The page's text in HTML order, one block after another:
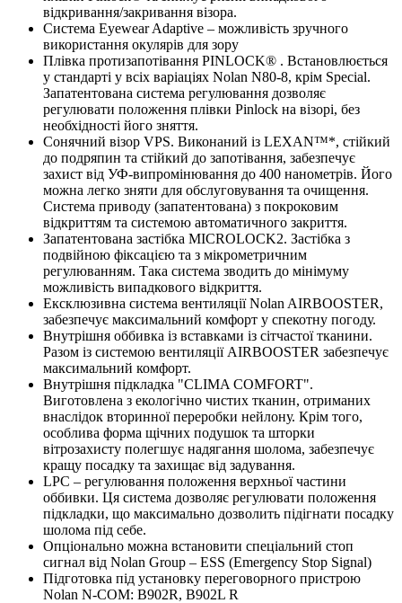
відкривання/закривання візора.
Система Eyewear Adaptive – можливість зручного
використання окулярів для зору
Плівка протизапотівання PINLOCK® . Встановлюється
у стандарті у всіх варіаціях Nolan N80-8, крім Special.
Запатентована система регулювання дозволяє
регулювати положення плівки Pinlock на візорі, без
необхідності його зняття.
Сонячний візор VPS. Виконаний із LEXAN™*, стійкий
до подряпин та стійкий до запотівання, забезпечує
захист від УФ-випромінювання до 400 нанометрів. Його
можна легко зняти для обслуговування та очищення.
Система приводу (запатентована) з покроковим
відкриттям та системою автоматичного закриття.
Запатентована застібка MICROLOCK2. Застібка з
подвійною фіксацією та з мікрометричним
регулюванням. Така система зводить до мінімуму
можливість випадкового відкриття.
Ексклюзивна система вентиляції Nolan AIRBOOSTER,
забезпечує максимальний комфорт у спекотну погоду.
Внутрішня оббивка із вставками із сітчастої тканини.
Разом із системою вентиляції AIRBOOSTER забезпечує
максимальний комфорт.
Внутрішня підкладка "CLIMA COMFORT".
Виготовлена ​​з екологічно чистих тканин, отриманих
внаслідок вторинної переробки нейлону. Крім того,
особлива форма щічних подушок та шторки
вітрозахисту полегшує надягання шолома, забезпечує
кращу посадку та захищає від задування.
LPC – регулювання положення верхньої частини
оббивки. Ця система дозволяє регулювати положення
підкладки, що максимально дозволить підігнати посадку
шолома під себе.
Опціонально можна встановити спеціальний стоп
сигнал від Nolan Group – ESS (Emergency Stop Signal)
Підготовка під установку переговорного пристрою
Nolan N-COM: B902R, B902L R